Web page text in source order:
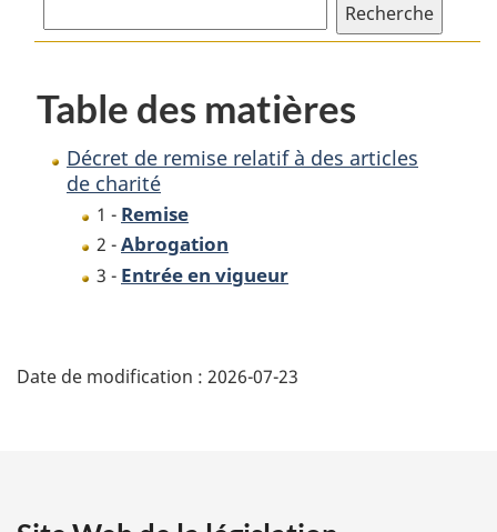
charité
charité
Table des matières
Décret de remise relatif à des articles
de charité
1 - Remise
2 -Abrogation
3 - Entrée en vigueur
é
Date de modification : 2026-07-23